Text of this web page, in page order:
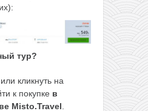
тур?
или кликнуть на
к покупке в
Misto.Travel